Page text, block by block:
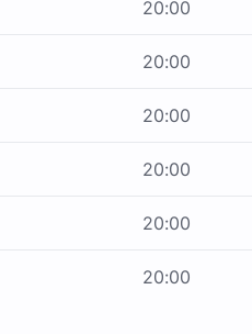
20:00
20:00
20:00
20:00
20:00
20:00